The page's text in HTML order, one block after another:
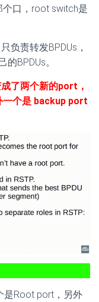
口，root switch是
负责转发BPDUs，
BPDUs。
了两个新的port，
个是 backup port
是Root port，另外